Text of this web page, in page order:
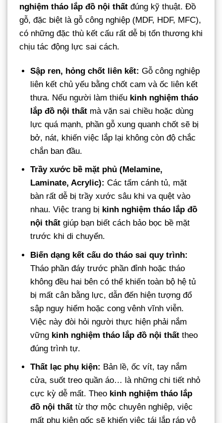
nghiệm tháo lắp đồ nội thất đúng kỹ thuật. Đồ
gỗ, đặc biệt là gỗ công nghiệp (MDF, HDF, MFC),
có những đặc thù kết cấu rất dễ bị tổn thương khi
chịu tác động lực sai cách.
Sập ren, hỏng chốt liên kết: Gỗ công nghiệp
liên kết chủ yếu bằng chốt cam và ốc liên kết
thưa. Nếu người làm thiếu kinh nghiệm tháo
lắp đồ nội thất mà vặn sai chiều hoặc dùng
lực quá mạnh, phần gỗ xung quanh chốt sẽ bị
bở, nát, khiến việc lắp lại không còn độ chắc
chắn ban đầu.
Trầy xước bề mặt phủ (Melamine,
Laminate, Acrylic): Các tấm cánh tủ, mặt
bàn rất dễ bị trầy xước sâu khi va quệt vào
nhau. Việc trang bị kinh nghiệm tháo lắp đồ
nội thất giúp bạn biết cách bảo bọc bề mặt
trước khi di chuyển.
Biến dạng kết cấu do tháo sai quy trình:
Tháo phần đáy trước phần đỉnh hoặc tháo
không đều hai bên có thể khiến toàn bộ hệ tủ
bị mất cân bằng lực, dẫn đến hiện tượng đổ
sập nguy hiểm hoặc cong vênh vĩnh viễn.
Việc này đòi hỏi người thực hiện phải nắm
vững kinh nghiệm tháo lắp đồ nội thất theo
đúng trình tự.
Thất lạc phụ kiện: Bản lề, ốc vít, tay nắm
cửa, suốt treo quần áo… là những chi tiết nhỏ
cực kỳ dễ mất. Theo kinh nghiệm tháo lắp
đồ nội thất từ thợ mộc chuyên nghiệp, việc
mất phụ kiện gốc sẽ khiến việc tái lắp ráp vô